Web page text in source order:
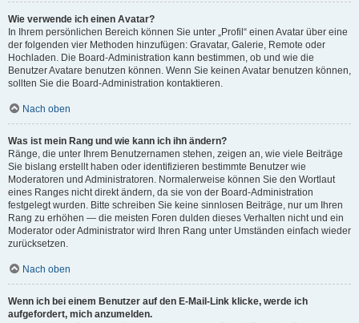
Wie verwende ich einen Avatar?
In Ihrem persönlichen Bereich können Sie unter „Profil“ einen Avatar über eine
der folgenden vier Methoden hinzufügen: Gravatar, Galerie, Remote oder
Hochladen. Die Board-Administration kann bestimmen, ob und wie die
Benutzer Avatare benutzen können. Wenn Sie keinen Avatar benutzen können,
sollten Sie die Board-Administration kontaktieren.
Nach oben
Was ist mein Rang und wie kann ich ihn ändern?
Ränge, die unter Ihrem Benutzernamen stehen, zeigen an, wie viele Beiträge
Sie bislang erstellt haben oder identifizieren bestimmte Benutzer wie
Moderatoren und Administratoren. Normalerweise können Sie den Wortlaut
eines Ranges nicht direkt ändern, da sie von der Board-Administration
festgelegt wurden. Bitte schreiben Sie keine sinnlosen Beiträge, nur um Ihren
Rang zu erhöhen — die meisten Foren dulden dieses Verhalten nicht und ein
Moderator oder Administrator wird Ihren Rang unter Umständen einfach wieder
zurücksetzen.
Nach oben
Wenn ich bei einem Benutzer auf den E-Mail-Link klicke, werde ich
aufgefordert, mich anzumelden.